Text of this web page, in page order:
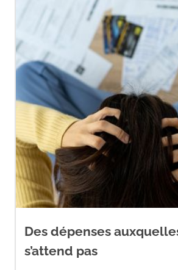
Des dépenses
s’attend pas